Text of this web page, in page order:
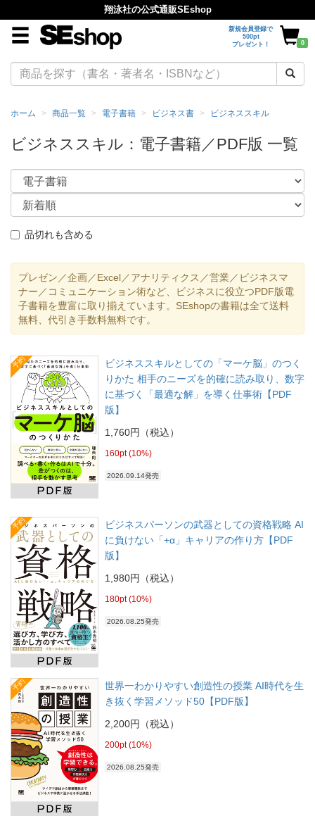
翔泳社の公式通販SEshop
新規会員登録で
500pt
プレゼント！
0
ホーム 商品一覧 電子書籍 ビジネス書 ビジネススキル
ビジネススキル：電子書籍／PDF版 一覧
品切れも含める
プレゼン／企画／Excel／アナリティクス／営業／ビジネスマ
ナー／コミュニケーション術など、ビジネスに役立つPDF版電
子書籍を豊富に取り揃えています。SEshopの書籍は全て送料
無料、代引き手数料無料です。
予約
ビジネススキルとしての「マーケ脳」のつく
りかた 相手のニーズを的確に読み取り、数字
に基づく「最適な解」を導く仕事術【PDF
版】
1,760円（税込）
160pt (10%)
2026.09.14発売
予約
ビジネスパーソンの武器としての資格戦略 AI
に負けない「+α」キャリアの作り方【PDF
版】
1,980円（税込）
180pt (10%)
2026.08.25発売
予約
世界一わかりやすい創造性の授業 AI時代を生
き抜く学習メソッド50【PDF版】
2,200円（税込）
200pt (10%)
2026.08.25発売